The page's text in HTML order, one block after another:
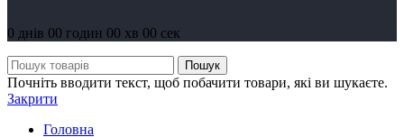
0 днів 00 годин 00 хв 00 сек
Пошук
Почніть вводити текст, щоб побачити товари, які ви шукаєте.
Закрити
Головна